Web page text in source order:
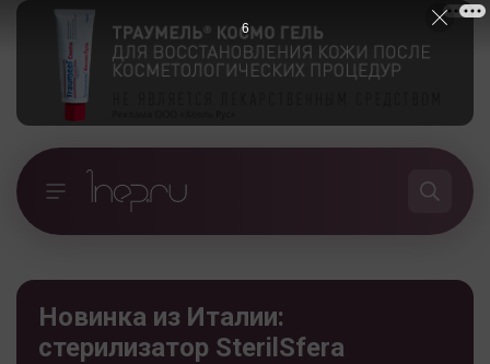
Новинка из Италии:
стерилизатор SterilSfera
5